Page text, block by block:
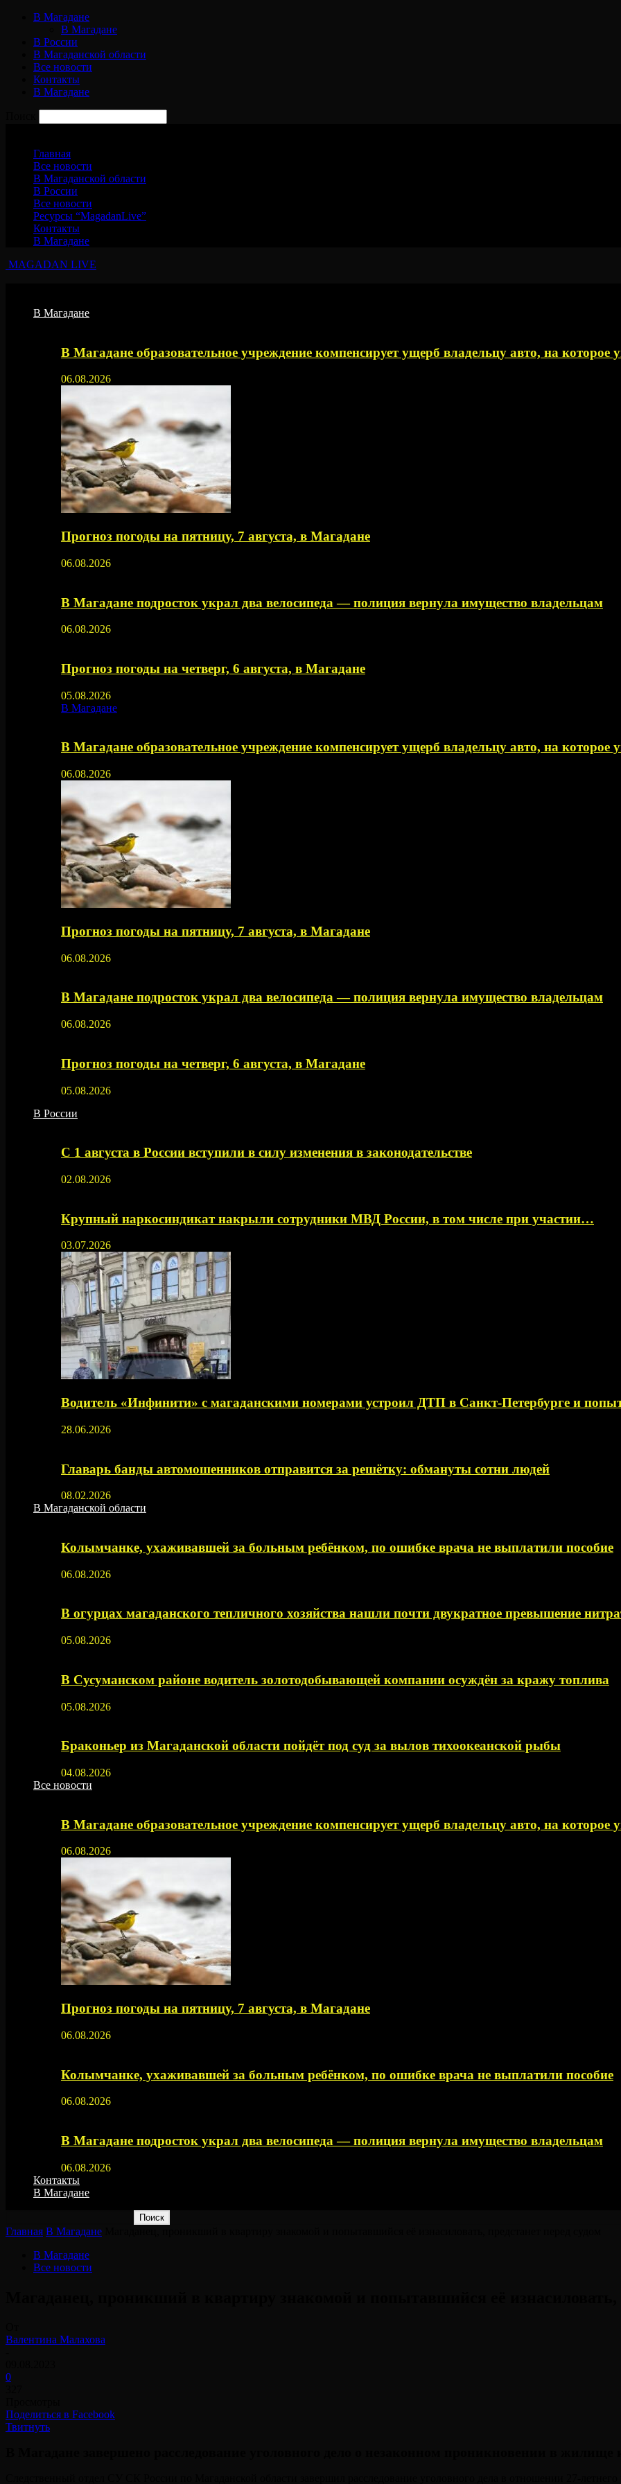
В Магадане
В Магадане
В России
В Магаданской области
Все новости
Контакты
В Магадане
Главная
Все новости
В Магаданской области
В России
Все новости
Ресурсы “MagadanLive”
Контакты
В Магадане
MAGADAN LIVE
В Магадане
В Магадане образовательное учреждение компенсирует ущерб владельцу авто, на которое
06.08.2026
Прогноз погоды на пятницу, 7 августа, в Магадане
06.08.2026
В Магадане подросток украл два велосипеда — полиция вернула имущество владельцам
06.08.2026
Прогноз погоды на четверг, 6 августа, в Магадане
05.08.2026
В Магадане
В Магадане образовательное учреждение компенсирует ущерб владельцу авто, на которое
06.08.2026
Прогноз погоды на пятницу, 7 августа, в Магадане
06.08.2026
В Магадане подросток украл два велосипеда — полиция вернула имущество владельцам
06.08.2026
Прогноз погоды на четверг, 6 августа, в Магадане
05.08.2026
В России
С 1 августа в России вступили в силу изменения в законодательстве
02.08.2026
Крупный наркосиндикат накрыли сотрудники МВД России, в том числе при участии…
03.07.2026
Водитель «Инфинити» с магаданскими номерами устроил ДТП в Санкт-Петербурге и
28.06.2026
Главарь банды автомошенников отправится за решётку: обмануты сотни людей
08.02.2026
В Магаданской области
Колымчанке, ухаживавшей за больным ребёнком, по ошибке врача не выплатили пособие
06.08.2026
В огурцах магаданского тепличного хозяйства нашли почти двукратное превышение
05.08.2026
В Сусуманском районе водитель золотодобывающей компании осуждён за кражу топлива
05.08.2026
Браконьер из Магаданской области пойдёт под суд за вылов тихоокеанской рыбы
04.08.2026
Все новости
В Магадане образовательное учреждение компенсирует ущерб владельцу авто, на которое
06.08.2026
Прогноз погоды на пятницу, 7 августа, в Магадане
06.08.2026
Колымчанке, ухаживавшей за больным ребёнком, по ошибке врача не выплатили пособие
06.08.2026
В Магадане подросток украл два велосипеда — полиция вернула имущество владельцам
06.08.2026
Контакты
В Магадане
Главная В Магадане
В Магадане
Все новости
Валентина Малахова
0
Поделиться в Facebook
Твитнуть